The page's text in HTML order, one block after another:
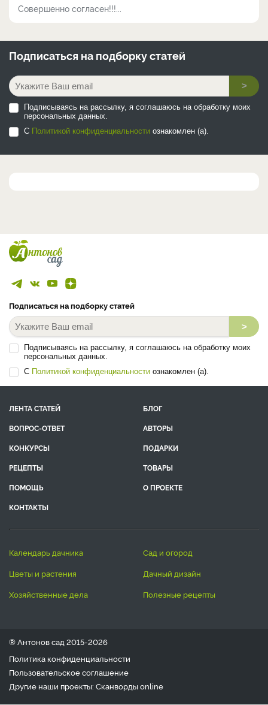
Совершенно согласен!!!...
Подписаться на подборку статей
>
Подписываясь на рассылку, я соглашаюсь на обработку моих
персональных данных.
С Политикой конфиденциальности ознакомлен (а).
Подписаться на подборку статей
>
Подписываясь на рассылку, я соглашаюсь на обработку моих
персональных данных.
С Политикой конфиденциальности ознакомлен (а).
ЛЕНТА СТАТЕЙ
БЛОГ
ВОПРОС-ОТВЕТ
АВТОРЫ
КОНКУРСЫ
ПОДАРКИ
РЕЦЕПТЫ
ТОВАРЫ
ПОМОЩЬ
О ПРОЕКТЕ
КОНТАКТЫ
календарь дачника
сад и огород
цветы и растения
дачный дизайн
хозяйственные дела
полезные рецепты
® Антонов сад 2015-2026
Политика конфиденциальности
Пользовательское соглашение
Другие наши проекты: Сканвордыonline